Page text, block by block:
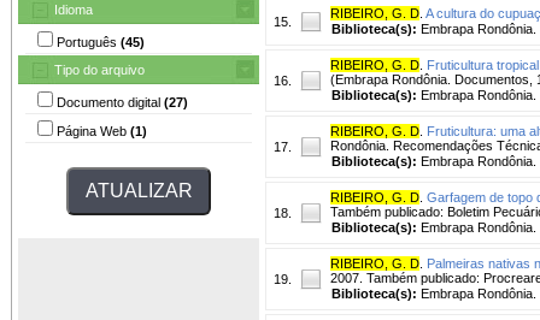
Idioma
Português (45)
Tipo do arquivo
Documento digital (27)
Página Web (1)
15.
RIBEIRO, G. D A cultura do
Biblioteca(s): Embrapa Rondônia.
16.
RIBEIRO, G. D Fruticultura
(Embrapa Rondônia. Documentos,
Biblioteca(s): Embrapa Rondônia.
17.
RIBEIRO, G. D Fruticultura: uma
Rondônia. Recomendações
Biblioteca(s): Embrapa Rondônia.
18.
RIBEIRO, G. D Garfagem de topo
Também publicado: Boletim
Biblioteca(s): Embrapa Rondônia.
19.
RIBEIRO, G. D Palmeiras nativas
2007. Também publicado:
Biblioteca(s): Embrapa Rondônia.